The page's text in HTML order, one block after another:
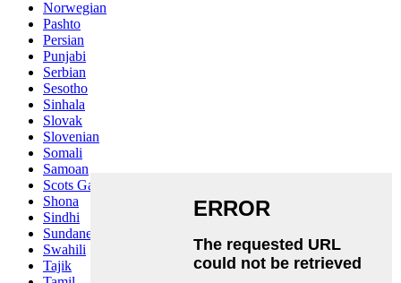
Norwegian
Pashto
Persian
Punjabi
Serbian
Sesotho
Sinhala
Slovak
Slovenian
Somali
Samoan
Scots Gaelic
Shona
Sindhi
Sundanese
Swahili
Tajik